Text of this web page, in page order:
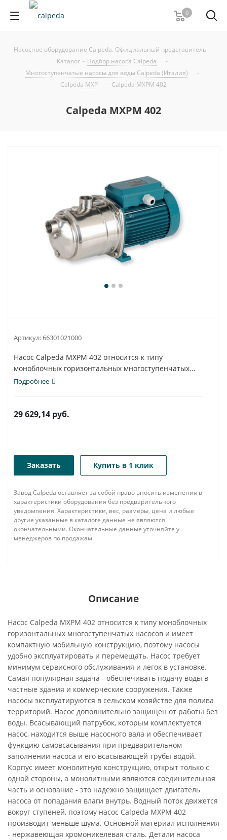
0
Насосное оборудование Calpeda. Официальный представитель -
Каталог - Подбор насоса Calpeda
-
Многоступенчатые насосы для воды Calpeda (Италия)
-
Calpeda MXP
- Calpeda MXPM 402
Calpeda MXPM 402
Артикул:66301021000
Насос Calpeda MXPM 402 относится к типу
моноблочных горизонтальных многоступенчатых...
Подробнее
29 629,14 руб.
Заказать Купить в 1 клик
Завод Calpeda оставляет за собой право вносить изменения в
характеристики оборудования без предварительного
уведомления. Характеристики, вес, размеры, цена и любые
другие указанные в каталоге данные не являются
окончательными. Окончательные данные уточняйте у
менеджеров по продажам.
Описание
Насос Calpeda MXPM 402 относится к типу моноблочных
горизонтальных многоступенчатых насосов и имеет
компактную мобильную конструкцию, поэтому насосы
удобно эксплуатировать и перемещать. Насос требует
минимум сервисного обслуживания и легок в установке.
Самая популярная задача - обеспечивать подачу воды в
частные здания и коммерческие сооружения. Также
насосы эксплуатируются в сельском хозяйстве для полива
территорий. Насос дополнительно защищен от работы без
воды. Всасывающий патрубок, которым комплектуется
насос, находится выше насосного вала и обеспечивает
функцию самовсасывания при предварительном
заполнении насоса и его всасывающей трубы водой.
Корпус имеет монолитную конструкцию, открыт только с
одной стороны, а монолитными являются соединительная
часть и основание - это надежно защищает двигатель
насоса от попадания влаги внутрь. Водный поток движется
вокруг ступеней, поэтому насос Calpeda MXPM 402
производит меньше шума. Основной материал исполнения
- нержавеющая хромоникелевая сталь. Детали насоса